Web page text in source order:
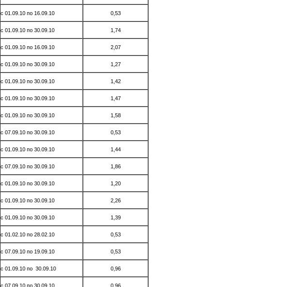
с 01.09.10 по 16.09.10 0,53
с 01.09.10 по 30.09.10 1,74
с 01.09.10 по 16.09.10 2,07
с 01.09.10 по 30.09.10 1,27
с 01.09.10 по 30.09.10 1,42
с 01.09.10 по 30.09.10 1,47
с 01.09.10 по 30.09.10 1,58
с 07.09.10 по 30.09.10 0,53
с 01.09.10 по 30.09.10 1,44
с 07.09.10 по 30.09.10 1,86
с 01.09.10 по 30.09.10 1,20
с 01.09.10 по 30.09.10 2,26
с 01.09.10 по 30.09.10 1,39
с 01.02.10 по 28.02.10 0,53
с 07.09.10 по 19.09.10 0,53
с 01.09.10 по 30.09.10 0,96
с 07.09.10 по 30.09.10 0,96